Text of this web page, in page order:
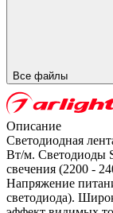
Все файлы
Описание
Светодиодная
Вт/м. Светодиоды
свечения (2200 -
Напряжение
светодиода).